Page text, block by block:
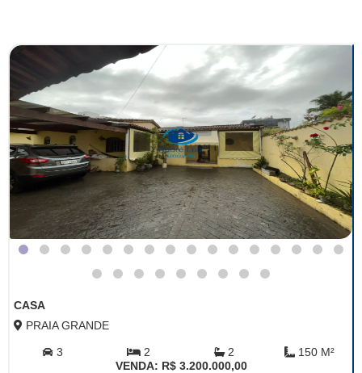
CASA
PRAIA GRANDE
3 2 2
150 M²
VENDA: R$ 3.200.000,00